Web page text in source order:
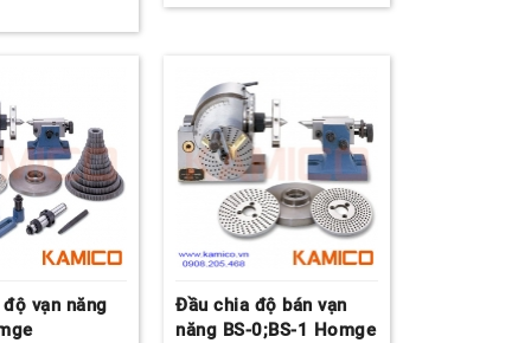
vạn năng
Đầu chia độ bán vạn
năng BS-0;BS-1 Homge